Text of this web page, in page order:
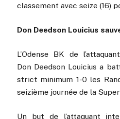
classement avec seize (16)
Don Deedson Louicius
L’Odense BK de
Don Deedson Louicius a
strict minimum 1-0 les
seizième journée de la
Un but de l’attaquant